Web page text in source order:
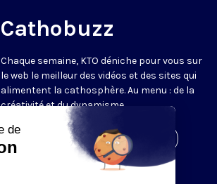
Cathobuzz
Chaque semaine, KTO déniche pour vous sur
le web le meilleur des vidéos et des sites qui
alimentent la cathosphère. Au menu : de la
créativité et du dynamisme.
Visiter la page de l'émission